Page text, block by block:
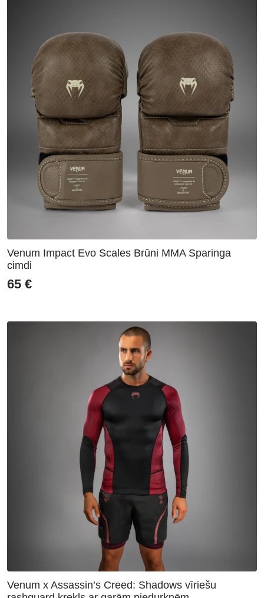
Venum Impact Evo Scales Brūni MMA Sparinga
cimdi
65 €
Venum x Assassin’s Creed: Shadows vīriešu